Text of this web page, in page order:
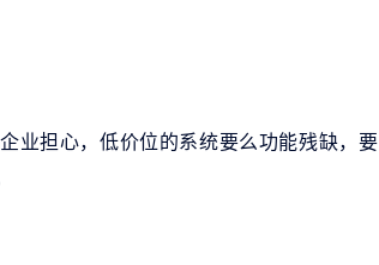
业担心，低价位的系统要么功能残缺，要